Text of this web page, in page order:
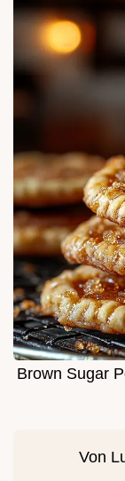
Brown Sugar
Von